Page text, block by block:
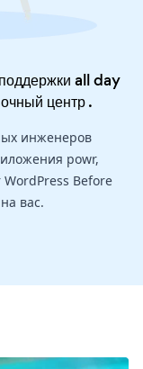
all day
центр.
инженеров
powr,
Before
вас.